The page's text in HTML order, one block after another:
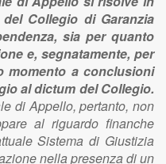
Collegio di Garanzia
sia per quanto
e, segnatamente, per
momento a conclusioni
al dictum del Collegio.
di Appello, pertanto, non
al riguardo finanche
Sistema di Giustizia
nella presenza di un